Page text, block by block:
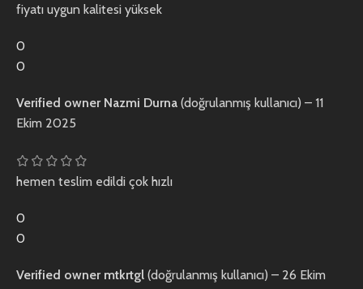
fiyatı uygun kalitesi yüksek
0
0
Verified owner Nazmi Durna (doğrulanmış kullanıcı) – 11
Ekim 2025
hemen teslim edildi çok hızlı
0
0
Verified owner mtkrtgl (doğrulanmış kullanıcı) – 26 Ekim